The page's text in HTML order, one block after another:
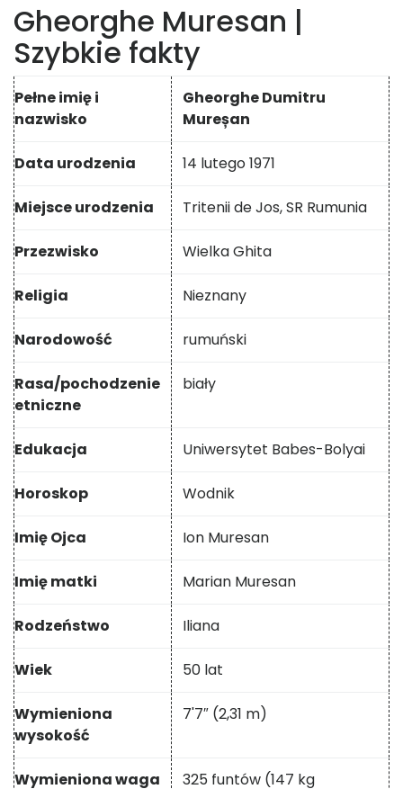
Gheorghe Muresan |
Szybkie fakty
Pełne imię i
nazwisko
Gheorghe Dumitru
Mureșan
Data urodzenia 14 lutego 1971
Miejsce urodzenia Tritenii de Jos, SR Rumunia
Przezwisko Wielka Ghita
Religia Nieznany
Narodowość rumuński
Rasa/pochodzenie
etniczne
biały
Edukacja Uniwersytet Babes-Bolyai
Horoskop Wodnik
Imię Ojca Ion Muresan
Imię matki Marian Muresan
Rodzeństwo Iliana
Wiek 50 lat
Wymieniona
wysokość
7'7″ (2,31 m)
Wymieniona waga 325 funtów (147 kg